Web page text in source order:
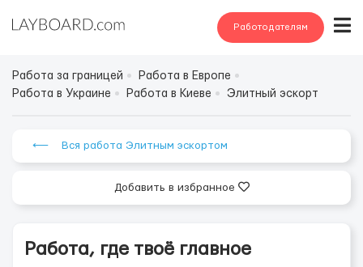
Работодателям
Работа за границей
Работа в Европе
Работа в Украине
Работа в Киеве Элитный эскорт
⟵ Вся работа Элитным эскортом
Добавить в избранное
Работа, где твоё главное